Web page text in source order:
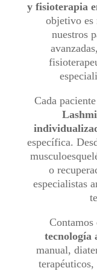
y fisioterapia
objetivo es
nuestros
Cada
Lashmi
específica.
o
especialistas
Contamos
tecnología
manual,